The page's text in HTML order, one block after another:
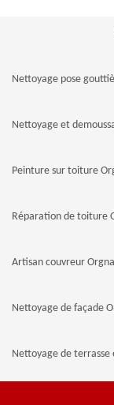
Nettoyage pose
Nettoyage et
Peinture sur toiture
Réparation de toiture
Artisan couvreur
Nettoyage de façade
Nettoyage de terrasse